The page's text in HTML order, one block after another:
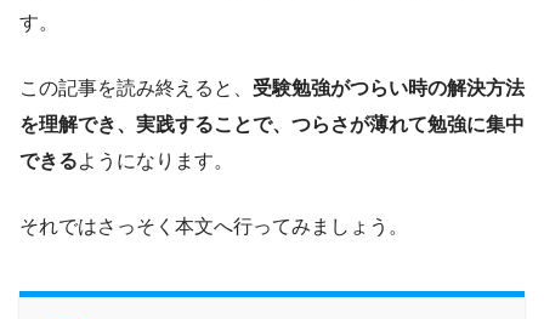
す。
この記事を読み終えると、 受験勉強がつらい時の解決方法
を理解でき、実践することで、つらさが薄れて勉強に集中
できるようになります。
それではさっそく本文へ行ってみましょう。